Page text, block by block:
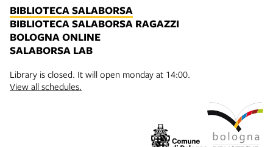
BIBLIOTECA SALABORSA
BIBLIOTECA SALABORSA RAGAZZI
BOLOGNA ONLINE
SALABORSA LAB
Library is closed. It will open monday at 14:00.
View all schedules.